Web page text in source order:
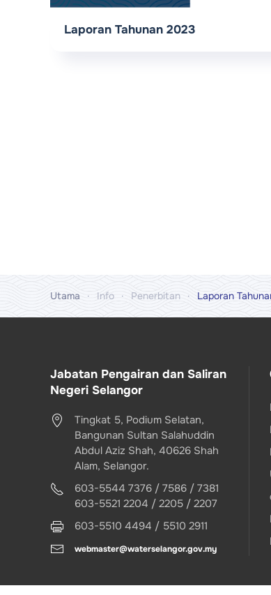
Laporan Tahunan 2023
Utama Info Penerbitan Laporan
Jabatan Pengairan dan Saliran
Negeri Selangor
Tingkat 5, Podium Selatan,
Bangunan Sultan Salahuddin
Abdul Aziz Shah, 40626 Shah
Alam, Selangor.
603-5544 7376 / 7586 / 7381
603-5521 2204 / 2205 / 2207
603-5510 4494 / 5510 2911
webmaster@waterselangor.gov.my